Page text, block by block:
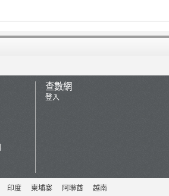
查數網
登入
印度 柬埔寨 阿聯酋 越南